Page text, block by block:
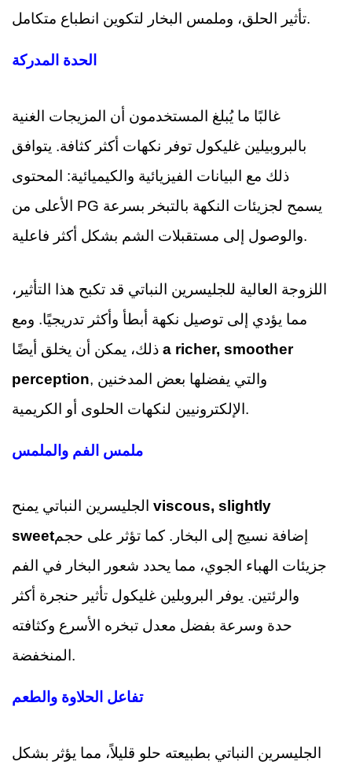
تأثير الحلق، وملمس البخار لتكوين انطباع متكامل.
الحدة المدركة
غالبًا ما يُبلغ المستخدمون أن المزيجات الغنية
بالبروبيلين غليكول توفر نكهات أكثر كثافة. يتوافق
ذلك مع البيانات الفيزيائية والكيميائية: المحتوى
الأعلى من PG يسمح لجزيئات النكهة بالتبخر بسرعة
والوصول إلى مستقبلات الشم بشكل أكثر فاعلية.
اللزوجة العالية للجليسرين النباتي قد تكبح هذا التأثير،
مما يؤدي إلى توصيل نكهة أبطأ وأكثر تدريجيًا. ومع
a richer, smoother
perception, والتي يفضلها بعض المدخنين
الإلكترونيين لنكهات الحلوى أو الكريمية.
ملمس الفم والملمس
viscous, slightly
sweetإضافة نسيج إلى البخار. كما تؤثر على حجم
جزيئات الهباء الجوي، مما يحدد شعور البخار في الفم
والرئتين. يوفر البروبلين غليكول تأثير حنجرة أكثر
حدة وسرعة بفضل معدل تبخره الأسرع وكثافته
المنخفضة.
تفاعل الحلاوة والطعم
الجليسرين النباتي بطبيعته حلو قليلاً، مما يؤثر بشكل